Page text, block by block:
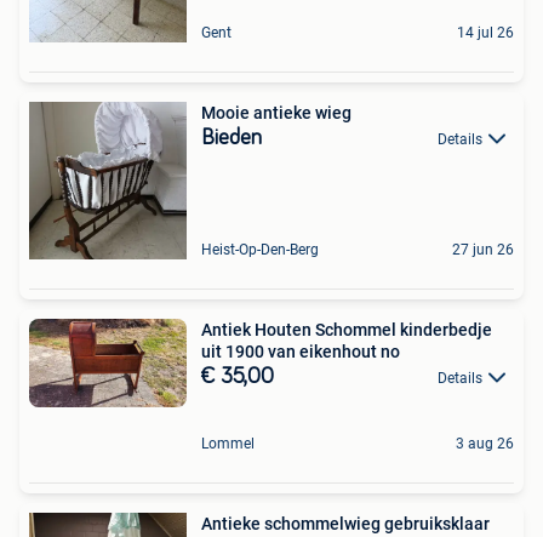
Gent 14 jul 26
Mooie antieke wieg
Bieden Details
Heist-Op-Den-Berg 27 jun 26
Antiek Houten Schommel kinderbedje
uit 1900 van eikenhout no
€ 35,00 Details
Lommel 3 aug 26
Antieke schommelwieg gebruiksklaar